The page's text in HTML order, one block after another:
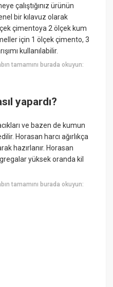
çalıştığınız ürünün
bir kılavuz olarak
çimentoya 2 ölçek kum
için 1 ölçek çimento, 3
kullanılabilir.
tamamını burada okuyun:
yapardı?
ve bazen de kumun
Horasan harcı ağırlıkça
hazırlanır. Horasan
yüksek oranda kil
tamamını burada okuyun: